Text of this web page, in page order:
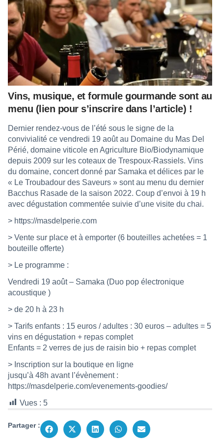
Vins, musique, et formule gourmande sont au
menu (lien pour s’inscrire dans l’article) !
Dernier rendez-vous de l’été sous le signe de la
convivialité ce vendredi 19 août au Domaine du Mas Del
Périé, domaine viticole en Agriculture Bio/Biodynamique
depuis 2009 sur les coteaux de Trespoux-Rassiels. Vins
du domaine, concert donné par Samaka et délices par le
« Le Troubadour des Saveurs » sont au menu du dernier
Bacchus Rasade de la saison 2022. Coup d’envoi à 19 h
avec dégustation commentée suivie d’une visite du chai.
> https://masdelperie.com
> Vente sur place et à emporter (6 bouteilles achetées = 1
bouteille offerte)
> Le programme :
Vendredi 19 août – Samaka (Duo pop électronique
acoustique )
> de 20 h à 23 h
> Tarifs enfants : 15 euros / adultes : 30 euros – adultes = 5
vins en dégustation + repas complet
Enfants = 2 verres de jus de raisin bio + repas complet
> Inscription sur la boutique en ligne
jusqu’à 48h avant l’évènement :
https://masdelperie.com/evenements-goodies/
Vues : 5
Partager :